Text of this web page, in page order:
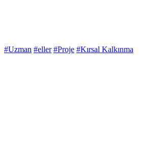
#Uzman #eller #Proje #Kırsal Kalkınma